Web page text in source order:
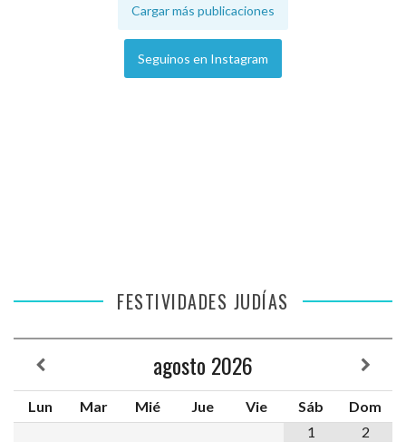
Cargar más publicaciones
Seguinos en Instagram
FESTIVIDADES JUDÍAS
agosto 2026
Lun Mar Mié Jue Vie Sáb
Dom
1
2